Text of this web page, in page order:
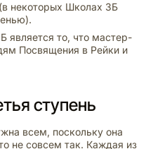
некоторых Школах 3Б
то, что мастер-
Посвящения в Рейки и
ступень
всем, поскольку она
не совсем так. Каждая из